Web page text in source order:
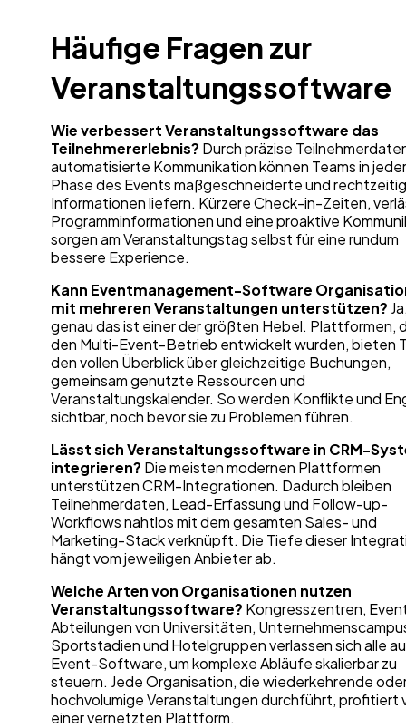
Häufige Fragen zur
Veranstaltungssoftware
Wie verbessert Veranstaltungssoftware das
Teilnehmererlebnis? Durch präzise
automatisierte Kommunikation können Teams in jeder
Phase des Events maßgeschneiderte und
Informationen liefern. Kürzere Check-in-Zeiten,
Programminformationen und eine proaktive
sorgen am Veranstaltungstag selbst für eine rundum
bessere Experience.
Kann Eventmanagement-Software
mit mehreren Veranstaltungen unterstützen?
genau das ist einer der größten Hebel. Plattformen,
den Multi-Event-Betrieb entwickelt wurden, bieten
den vollen Überblick über gleichzeitige Buchungen,
gemeinsam genutzte Ressourcen und
Veranstaltungskalender. So werden Konflikte und
sichtbar, noch bevor sie zu Problemen führen.
Lässt sich Veranstaltungssoftware in CRM-
integrieren? Die meisten modernen Plattformen
unterstützen CRM-Integrationen. Dadurch bleiben
Teilnehmerdaten, Lead-Erfassung und Follow-up-
Workflows nahtlos mit dem gesamten Sales- und
Marketing-Stack verknüpft. Die Tiefe dieser
hängt vom jeweiligen Anbieter ab.
Welche Arten von Organisationen nutzen
Veranstaltungssoftware? Kongresszentren,
Abteilungen von Universitäten,
Sportstadien und Hotelgruppen verlassen sich alle
Event-Software, um komplexe Abläufe skalierbar zu
steuern. Jede Organisation, die wiederkehrende
hochvolumige Veranstaltungen durchführt, profitiert
einer vernetzten Plattform.